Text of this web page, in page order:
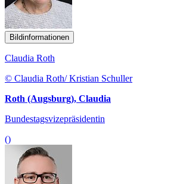
Bildinformationen
Claudia Roth
© Claudia Roth/ Kristian Schuller
Roth (Augsburg), Claudia
Bundestagsvizepräsidentin
()